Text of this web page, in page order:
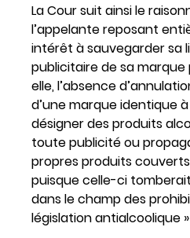
La Cour suit ainsi le
l’appelante reposant
intérêt à sauvegarder sa
publicitaire de sa marque
elle, l’absence
d’une marque identique
désigner des produits
toute publicité ou
propres produits
puisque celle-ci
dans le champ des
législation antialcoolique